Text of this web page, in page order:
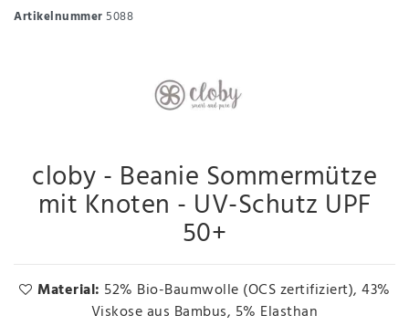
Artikelnummer5088
cloby - Beanie Sommermütze
mit Knoten - UV-Schutz UPF
50+
Material: 52% Bio-Baumwolle (OCS zertifiziert), 43%
Viskose aus Bambus, 5% Elasthan